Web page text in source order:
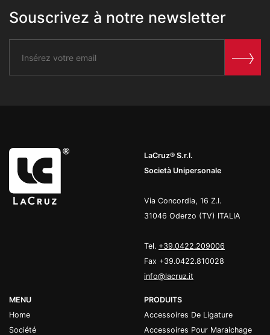
Souscrivez à notre newsletter
LaCruz® S.r.l.
Società Unipersonale
Via Concordia, 16 Z.I.
31046 Oderzo (TV) ITALIA
Tel. +39.0422.209006
Fax +39.0422.810028
info@lacruz.it
MENU
Home
Société
PRODUITS
Accessoires De Ligature
Accessoires Pour Maraichage